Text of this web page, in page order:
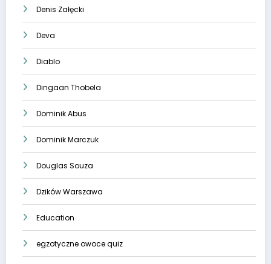
Denis Załęcki
Deva
Diablo
Dingaan Thobela
Dominik Abus
Dominik Marczuk
Douglas Souza
Dzików Warszawa
Education
egzotyczne owoce quiz